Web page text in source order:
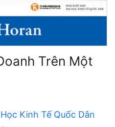
Trên Một
Kinh Tế Quốc Dân